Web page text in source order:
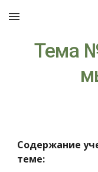
Skip to main content
Тема
Содержание
теме: